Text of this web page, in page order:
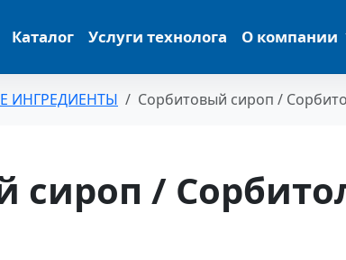
Каталог Услуги технолога О компании
ИНГРЕДИЕНТЫ Сорбитовый сироп /
сироп /